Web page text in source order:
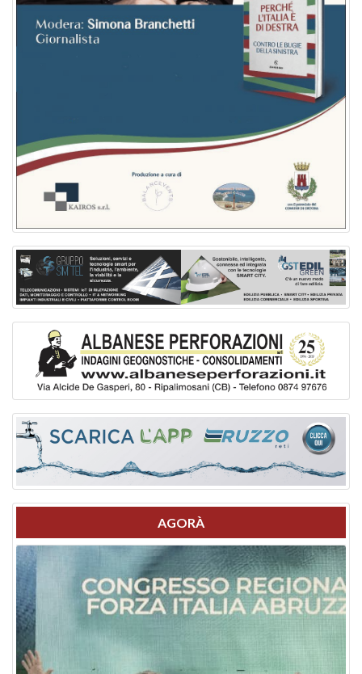
AGORÀ